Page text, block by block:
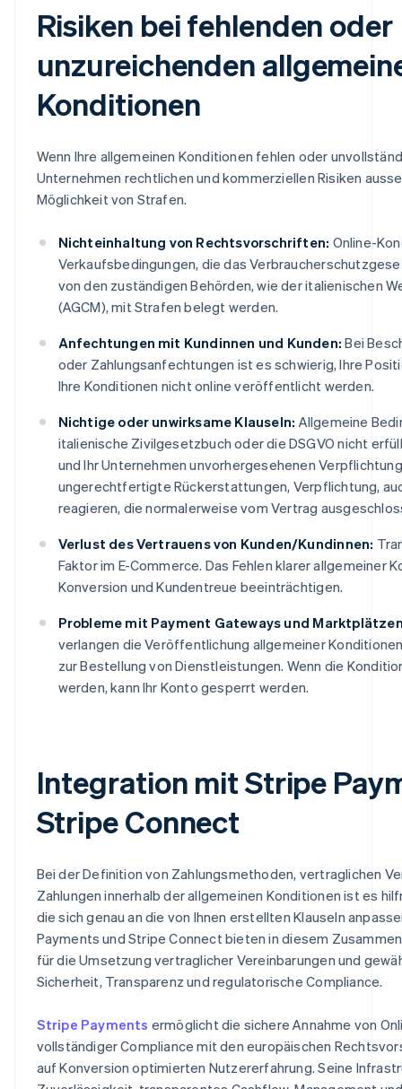
Risiken bei fehlenden oder
unzureichenden
Konditionen
Wenn Ihre allgemeinen Konditionen fehlen oder
Unternehmen rechtlichen und kommerziellen Risiken
Möglichkeit von Strafen.
Nichteinhaltung von Rechtsvorschriften: Online-
Verkaufsbedingungen, die das
von den zuständigen Behörden, wie der italienischen
(AGCM), mit Strafen belegt werden.
Anfechtungen mit Kundinnen und Kunden: Bei
oder Zahlungsanfechtungen ist es schwierig, Ihre
Ihre Konditionen nicht online veröffentlicht werden.
Nichtige oder unwirksame Klauseln: Allgemeine
italienische Zivilgesetzbuch oder die DSGVO nicht
und Ihr Unternehmen unvorhergesehenen
ungerechtfertigte Rückerstattungen, Verpflichtung,
reagieren, die normalerweise vom Vertrag
Verlust des Vertrauens von Kunden/Kundinnen:
Faktor im E-Commerce. Das Fehlen klarer allgemeiner
Konversion und Kundentreue beeinträchtigen.
Probleme mit Payment Gateways und
verlangen die Veröffentlichung allgemeiner
zur Bestellung von Dienstleistungen. Wenn die
werden, kann Ihr Konto gesperrt werden.
Integration mit Stripe
Stripe Connect
Bei der Definition von Zahlungsmethoden, vertraglichen
Zahlungen innerhalb der allgemeinen Konditionen ist es
die sich genau an die von Ihnen erstellten Klauseln
Payments und Stripe Connect bieten in diesem
für die Umsetzung vertraglicher Vereinbarungen und
Sicherheit, Transparenz und regulatorische Compliance.
Stripe Payments ermöglicht die sichere Annahme von
vollständiger Compliance mit den europäischen
auf Konversion optimierten Nutzererfahrung. Seine